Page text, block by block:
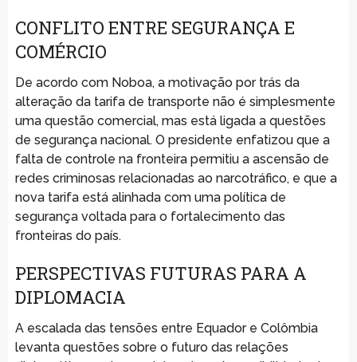
CONFLITO ENTRE SEGURANÇA E
COMÉRCIO
De acordo com Noboa, a motivação por trás da
alteração da tarifa de transporte não é simplesmente
uma questão comercial, mas está ligada a questões
de segurança nacional. O presidente enfatizou que a
falta de controle na fronteira permitiu a ascensão de
redes criminosas relacionadas ao narcotráfico, e que a
nova tarifa está alinhada com uma política de
segurança voltada para o fortalecimento das
fronteiras do país.
PERSPECTIVAS FUTURAS PARA A
DIPLOMACIA
A escalada das tensões entre Equador e Colômbia
levanta questões sobre o futuro das relações